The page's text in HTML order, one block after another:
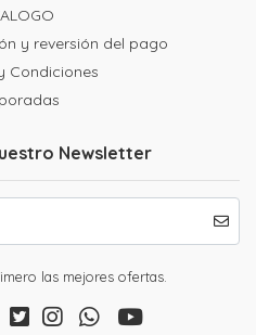
y reversión del pago
Condiciones
Newsletter
las mejores ofertas.